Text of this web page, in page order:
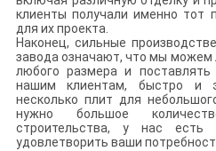
клиенты получали именно тот
для их проекта.
Наконец, сильные
завода означают, что мы можем
любого размера и
нашим клиентам, быстро и
несколько плит для
нужно большое
строительства, у нас
удовлетворить ваши